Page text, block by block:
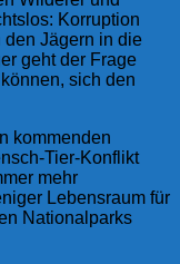
Korruption
Jägern in die
geht der Frage
sich den
kommenden
Tier-Konflikt
mehr
Lebensraum für
Nationalparks